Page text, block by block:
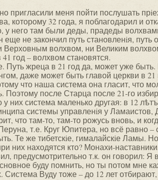
пригласили меня пойти послушать
которому 32 года, я поблагодарил и
у него там были деды, прадеды
еще не закончил путь становленiя, путь
Верховным волхвом, ни Великим
год – волхвом становятся.
Путь жреца в 21 год да, может уже
даже может быть главой церкви в 21
что наша система она гласит, что
Поэтому после Старца после 21-го
них система маленько другая: в 12
системы управленiя у Ламаистов,
что там-то, там-то рожусь вновь, и
т.е. Круг Юпитера, но всё равно
Те же тибетскiе, гималайскiе Ламы. Но
них находятся кто? Монахи-
предусмотрительно т.к. он говорил:
буду помнить, но ты потом мне
Вуду тоже – до 12 лет отбирают,